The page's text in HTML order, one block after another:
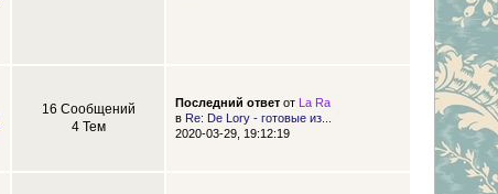
16 Сообщений
4 Тем
Последний ответот
La Ra
в Re: De Lory - готовые из...
2020-03-29, 19:12:19